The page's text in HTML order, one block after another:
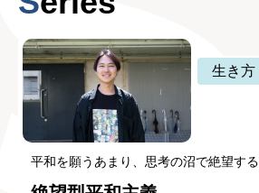
生き方
平和を願うあまり、思考の沼で絶望する